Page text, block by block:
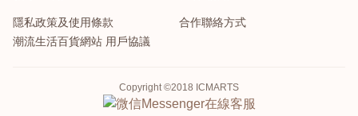
隱私政策及使用條款
潮流生活百貨網站 用戶協議
合作聯絡方式
Copyright ©2018 ICMARTS
Messenger在線客服